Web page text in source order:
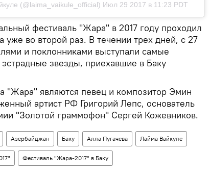
(@laima_vaikule_official) Июл 29 2017 в 11:23 PDT
фестиваль "Жара" в 2017 году проходил
уже во второй раз. В течении трех дней, с 27
и поклонниками выступали самые
звезды, приехавшие в Баку
"Жара" являются певец и композитор Эмин
артист РФ Григорий Лепс, основатель
"Золотой граммофон" Сергей Кожевников.
Азербайджан Баку Алла Пугачева Лайма Вайкуле
Фестиваль "Жара-2017" в Баку